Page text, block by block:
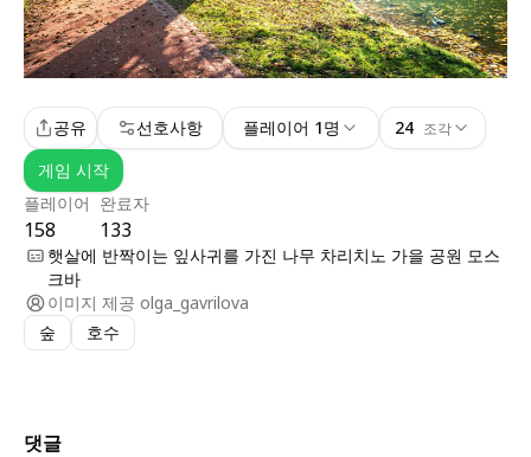
플레이어
158
완료자
133
공유 선호사항 플레이어 1명 24 조각
게임 시작
햇살에 반짝이는 잎사귀를 가진 나무 차리치노 가을 공원 모스
크바
이미지 제공 olga_gavrilova
숲
호수
댓글